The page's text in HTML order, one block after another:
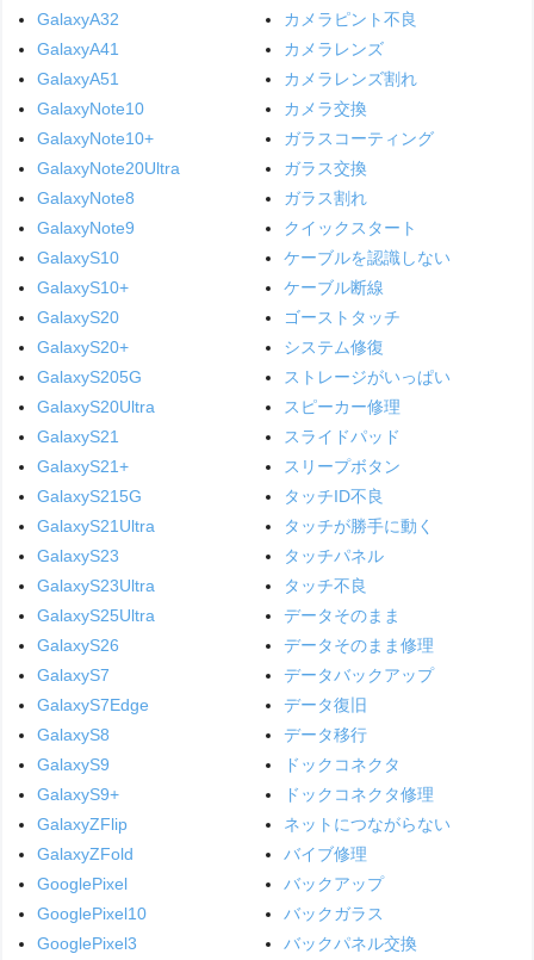
GalaxyA32
GalaxyA41
GalaxyA51
GalaxyNote10
GalaxyNote10+
GalaxyNote20Ultra
GalaxyNote8
GalaxyNote9
GalaxyS10
GalaxyS10+
GalaxyS20
GalaxyS20+
GalaxyS205G
GalaxyS20Ultra
GalaxyS21
GalaxyS21+
GalaxyS215G
GalaxyS21Ultra
GalaxyS23
GalaxyS23Ultra
GalaxyS25Ultra
GalaxyS26
GalaxyS7
GalaxyS7Edge
GalaxyS8
GalaxyS9
GalaxyS9+
GalaxyZFlip
GalaxyZFold
GooglePixel
GooglePixel10
GooglePixel3
カメラピント不良
カメラレンズ
カメラレンズ割れ
カメラ交換
ガラスコーティング
ガラス交換
ガラス割れ
クイックスタート
ケーブルを認識しない
ケーブル断線
ゴーストタッチ
システム修復
ストレージがいっぱい
スピーカー修理
スライドパッド
スリープボタン
タッチID不良
タッチが勝手に動く
タッチパネル
タッチ不良
データそのまま
データそのまま修理
データバックアップ
データ復旧
データ移行
ドックコネクタ
ドックコネクタ修理
ネットにつながらない
バイブ修理
バックアップ
バックガラス
バックパネル交換